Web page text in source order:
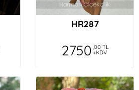
HR287
2750 ,00 TL
+KDV